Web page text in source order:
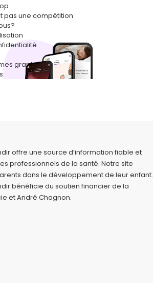
pas une compétition
graphiques
offre une source d’information fiable et
professionnels de la santé. Notre site
dans le développement de leur enfant.
bénéficie du soutien financier de la
et André Chagnon.